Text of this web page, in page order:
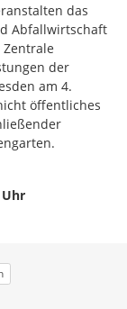
das
Abfallwirtschaft
der
am 4.
öffentliches
Uhr